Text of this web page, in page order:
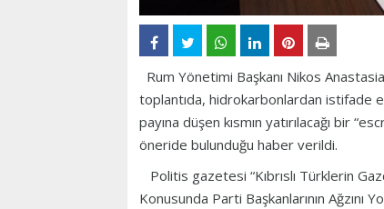
Rum Yönetimi Başkanı Nikos
toplantıda, hidrokarbonlardan istifade
payına düşen kısmın yatırılacağı bir
öneride bulunduğu haber verildi.
Politis gazetesi “Kıbrıslı Türklerin
Konusunda Parti Başkanlarının Ağzını